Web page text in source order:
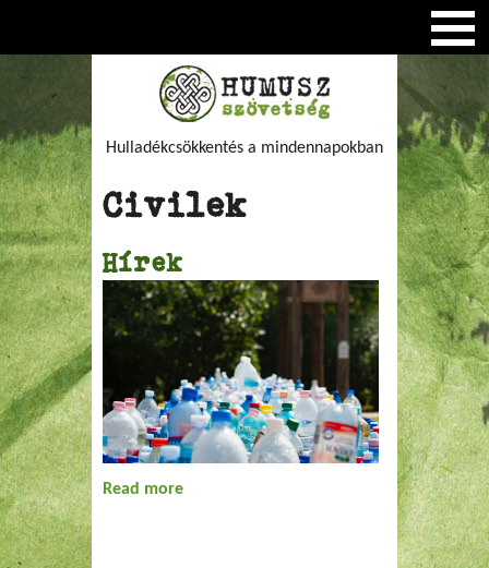
Hulladékcsökkentés a mindennapokban
Civilek
Hírek
Read more